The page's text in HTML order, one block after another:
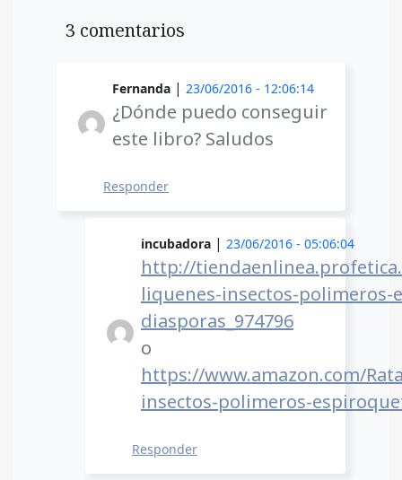
3 comentarios
Fernanda | 23/06/2016 - 12:06:14
¿Dónde puedo conseguir
este libro? Saludos
Responder
incubadora | 23/06/2016 - 05:06:04
http://
liquenes-insectos-
diasporas_974796
o
https://www.amazon.com/
insectos-polimeros-
Responder